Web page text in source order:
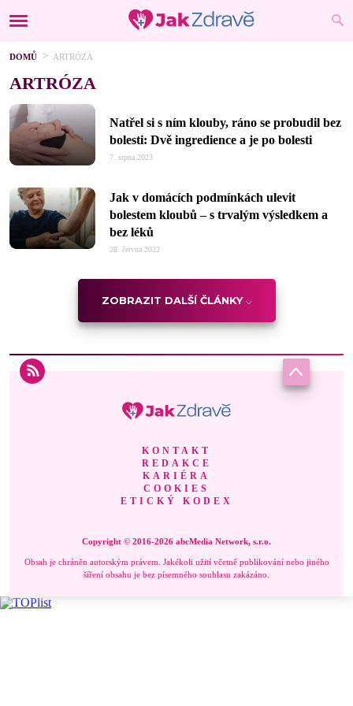
DOMŮ ARTRÓZA
ARTRÓZA
Natřel si s ním klouby, ráno se probudil bez
bolesti: Dvě ingredience a je po bolesti
7. srpna 2023
Jak v domácích podmínkách ulevit
bolestem kloubů – s trvalým výsledkem a
bez léků
28. června 2022
ZOBRAZIT DALŠÍ ČLÁNKY
KONTAKT
REDAKCE
KARIÉRA
COOKIES
ETICKÝ KODEX
Copyright © 2016-2026 abcMedia Network, s.r.o.
Obsah je chráněn autorským právem. Jakékoli užití včetně publikování nebo jiného
šíření obsahu je bez písemného souhlasu zakázáno.